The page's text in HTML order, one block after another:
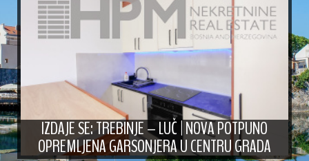
IZDAJE SE: TREBINJE – LUČ | NOVA POTPUNO
OPREMLJENA GARSONJERA U CENTRU GRADA